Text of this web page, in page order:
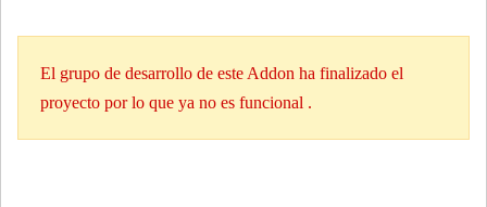
El grupo de desarrollo de este Addon ha finalizado el
proyecto por lo que ya no es funcional .